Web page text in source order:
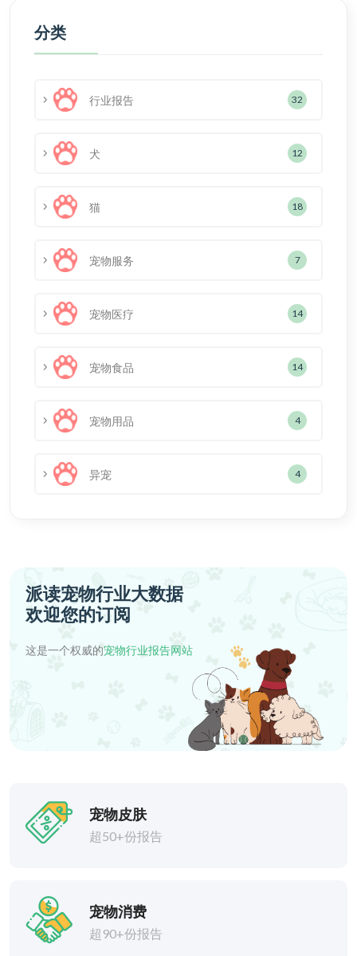
分类
行业报告 32
犬 12
猫 18
宠物服务 7
宠物医疗 14
宠物食品 14
宠物用品 4
异宠 4
派读宠物行业大数据
欢迎您的订阅
这是一个权威的宠物行业报告网站
宠物皮肤
超50+份报告
宠物消费
超90+份报告